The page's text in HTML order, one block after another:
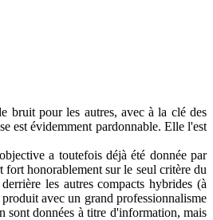
bruit pour les autres, avec à la clé des
est évidemment pardonnable. Elle l'est
a toutefois déjà été donnée par
honorablement sur le seul critère du
les autres compacts hybrides (à
avec un grand professionnalisme
sont données à titre d'information, mais